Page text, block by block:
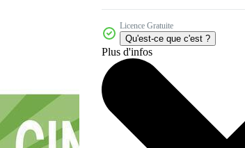
Licence Gratuite
Qu'est-ce que c'est ?
Plus d'infos